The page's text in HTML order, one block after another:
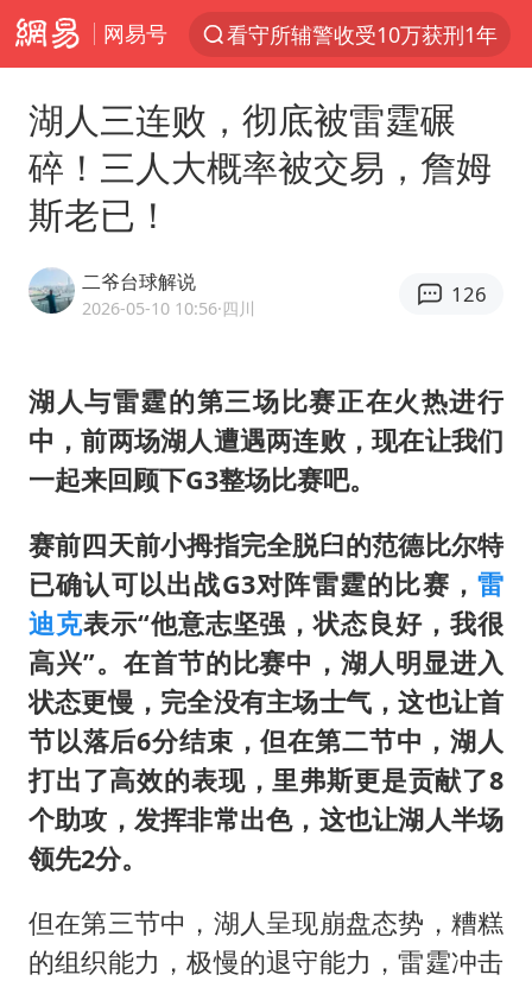
网易号
看守所辅警收受10万获刑1年
陈熠叫医疗暂停被驳回 带伤遭逆转
深圳地面沉降致车辆损坏系谣言
泰国一女公务员妆容引争议 本人回应
把党建设得更加坚强有力
宇树科技王兴兴身家有望超200亿元
村民谈“梅姨”：叫的其实是“媒姨”
中国养老床位“三连降”
五粮液渠道价一箱上涨近百元
法国下周开始禁止未经同意的电话营销
贵州轮胎子公司获美国退税8136万
郑国霖回应去景区上班被保安拦下
湖人三连败，彻底被雷霆碾
碎！三人大概率被交易，詹姆
斯老已！
二爷台球解说
2026-05-10 10:56·四川
126
湖人与雷霆的第三场比赛正在火热进行
中，前两场湖人遭遇两连败，现在让我们
一起来回顾下G3整场比赛吧。
赛前四天前小拇指完全脱臼的范德比尔特
已确认可以出战G3对阵雷霆的比赛，雷
迪克表示“他意志坚强，状态良好，我很
高兴”。在首节的比赛中，湖人明显进入
状态更慢，完全没有主场士气，这也让首
节以落后6分结束，但在第二节中，湖人
打出了高效的表现，里弗斯更是贡献了8
个助攻，发挥非常出色，这也让湖人半场
领先2分。
但在第三节中，湖人呈现崩盘态势，糟糕
的组织能力，极慢的退守能力，雷霆冲击